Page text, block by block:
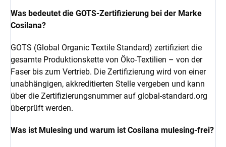
Was bedeutet die GOTS-Zertifizierung bei der Marke
Cosilana?
GOTS (Global Organic Textile Standard) zertifiziert die
gesamte Produktionskette von Öko-Textilien – von der
Faser bis zum Vertrieb. Die Zertifizierung wird von einer
unabhängigen, akkreditierten Stelle vergeben und kann
über die Zertifizierungsnummer auf global-standard.org
überprüft werden.
Was ist Mulesing und warum ist Cosilana mulesing-frei?